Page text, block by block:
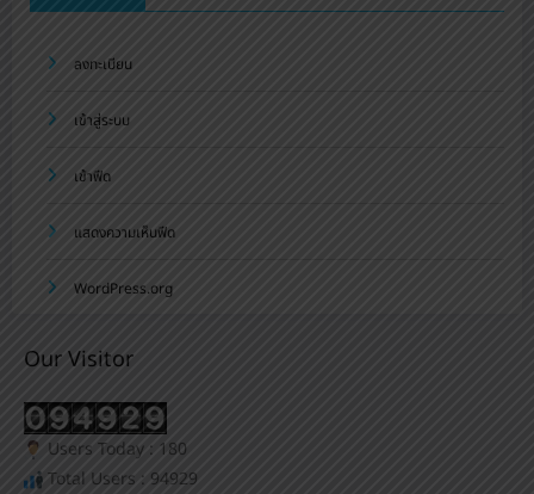
ลงทะเบียน
เข้าสู่ระบบ
เข้าฟีด
แสดงความเห็นฟีด
WordPress.org
Our Visitor
Users Today : 180
Total Users : 94929